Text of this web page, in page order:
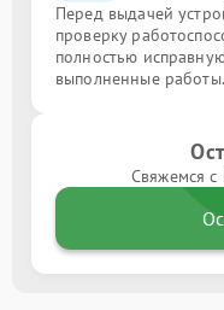
Перед выдачей
проверку
полностью
выполненные работы.
Свяжемся